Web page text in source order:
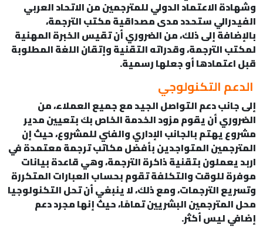
وشهادة الاعتماد الدولي للمترجمين من الاتحاد العربي
الفيدرالي ستحدد مدى مصداقية مكتب الترجمة،
بالإضافة إلى ذلك، من الضروري أن تقيس الخبرة المهنية
لمكتب الترجمة، وقدراته التقنية وإتقان اللغة المطلوبة
قبل اعتمادها أو جعلها رسمية.
الدعم التكنولوجي
إلى جانب دعم التواصل الجيد مع جميع العملاء، من
الضروري أن يقوم مزود الخدمة الخاص بك بتعيين مدير
مشروع يهتم بالجانب الإداري والفني للمشروع، حيث إن
المترجمين المتواجدين بأفضل مكاتب ترجمة معتمدة في
اربد يعملون بتقنية ذاكرة الترجمة، وهي قاعدة بيانات
موفرة للوقت والتكلفة تقوم بحساب العبارات المتكررة
وتسريع الترجمات، ومع ذلك، لا ينبغي أن تحل التكنولوجيا
محل المترجمين البشريين تمامًا، حيث إنها مجرد دعم
إضافي ليس أكثر.